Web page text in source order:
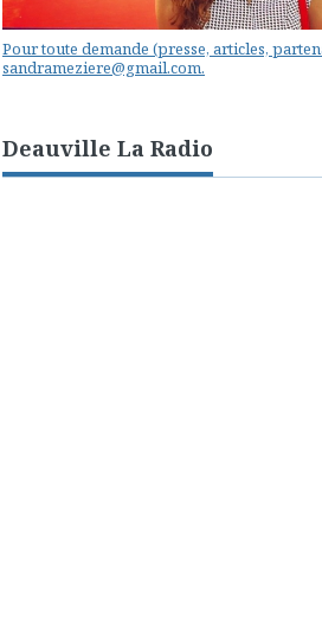
Pour toute demande (presse, articles,
sandrameziere@gmail.com.
Deauville La Radio